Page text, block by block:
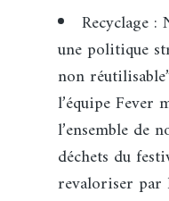
Recyclage :
une politique
non
l’équipe Fever
l’ensemble de
déchets du
revaloriser par